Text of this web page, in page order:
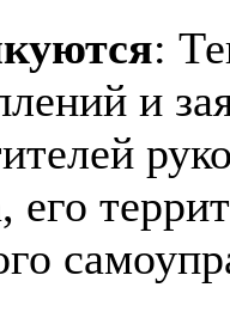
:
и
его